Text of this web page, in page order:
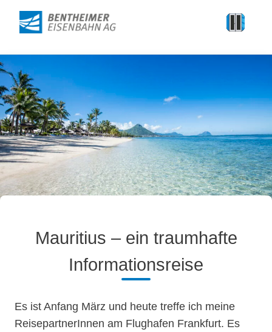
Mauritius – ein traumhafte
Informationsreise
Es ist Anfang März und heute treffe ich meine
ReisepartnerInnen am Flughafen Frankfurt. Es